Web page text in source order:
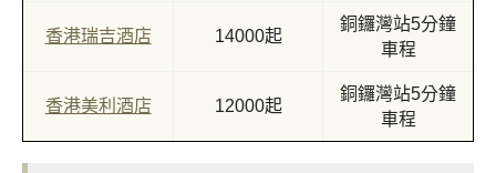
香港瑞吉酒店 14000起
銅鑼灣站5分鐘
車程
香港美利酒店 12000起
銅鑼灣站5分鐘
車程